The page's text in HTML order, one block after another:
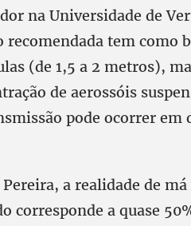
na Universidade de
tem como
(de 1,5 a 2 metros),
de aerossóis
pode ocorrer
a realidade de
corresponde a quase